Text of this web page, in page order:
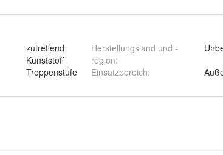
zutreffend
Kunststoff
Treppenstufe
Herstellungsland und -
region:
Einsatzbereich